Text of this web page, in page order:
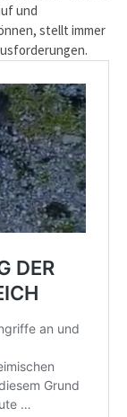
und
stellt immer